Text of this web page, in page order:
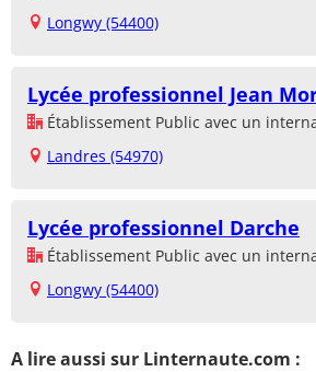
Longwy (54400)
Lycée professionnel Jean
Établissement Public avec un
Landres (54970)
Lycée professionnel Darche
Établissement Public avec un
Longwy (54400)
A lire aussi sur Linternaute.com :